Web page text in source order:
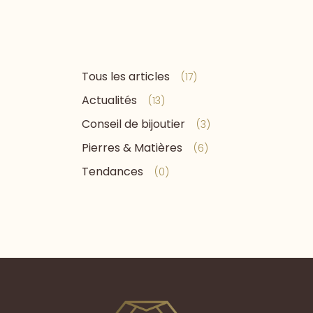
Tous les articles (17)
Actualités (13)
Conseil de bijoutier (3)
Pierres & Matières (6)
Tendances (0)